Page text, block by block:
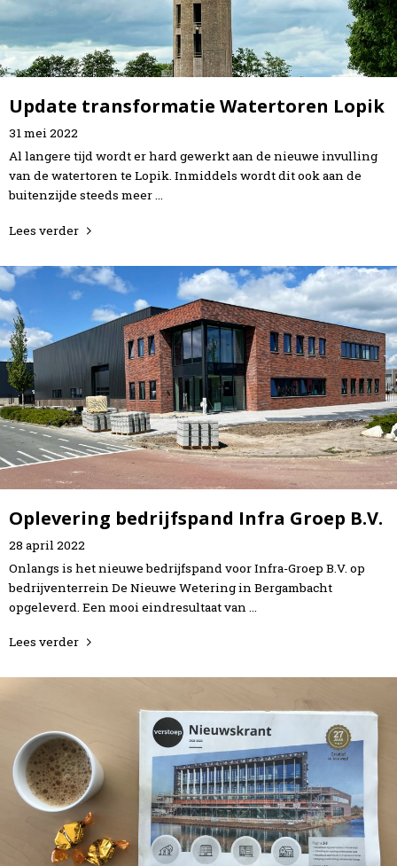
Update transformatie Watertoren Lopik
31mei2022
Al langere tijd wordt er hard gewerkt aan de nieuwe invulling
van de watertoren te Lopik. Inmiddels wordt dit ook aan de
buitenzijde steeds meer …
Lees verder
Oplevering bedrijfspand Infra Groep B.V.
28 april 2022
Onlangs is het nieuwe bedrijfspand voor Infra-Groep B.V. op
bedrijventerrein De Nieuwe Wetering in Bergambacht
opgeleverd. Een mooi eindresultaat van …
Lees verder